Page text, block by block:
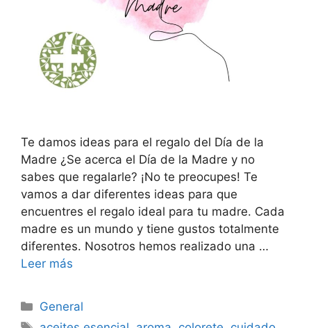
Te damos ideas para el regalo del Día de la
Madre ¿Se acerca el Día de la Madre y no
sabes que regalarle? ¡No te preocupes! Te
vamos a dar diferentes ideas para que
encuentres el regalo ideal para tu madre. Cada
madre es un mundo y tiene gustos totalmente
diferentes. Nosotros hemos realizado una …
Leer más
Categorías
General
Etiquetas